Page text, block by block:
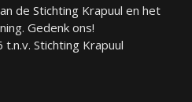
de Stichting Krapuul en het
Gedenk ons!
Stichting Krapuul